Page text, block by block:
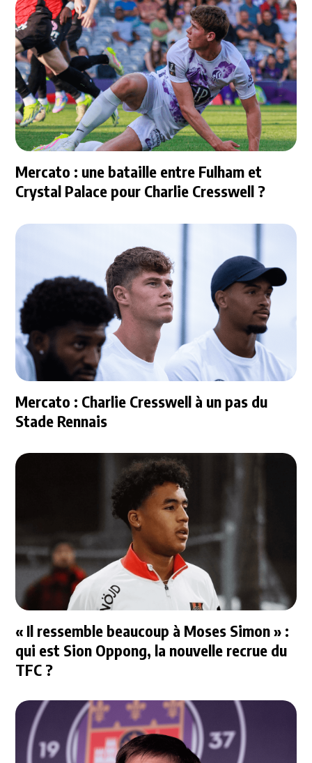
Mercato : une bataille entre Fulham et
Crystal Palace pour Charlie Cresswell ?
Mercato : Charlie Cresswell à un pas du
Stade Rennais
« Il ressemble beaucoup à Moses Simon » :
qui est Sion Oppong, la nouvelle recrue du
TFC ?